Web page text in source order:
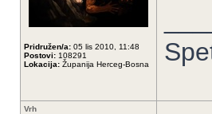
Pridružen/a: 05 lis 2010, 11:48
Postovi: 108291
Lokacija: Županija Herceg-Bosna
Vrh